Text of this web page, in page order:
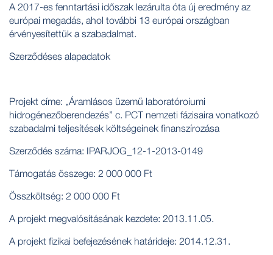
A 2017-es fenntartási időszak lezárulta óta új eredmény az
európai megadás, ahol további 13 európai országban
érvényesítettük a szabadalmat.
Szerződéses alapadatok
Projekt címe: „Áramlásos üzemű laboratóroiumi
hidrogénezőberendezés” c. PCT nemzeti fázisaira vonatkozó
szabadalmi teljesítések költségeinek finanszírozása
Szerződés száma: IPARJOG_12-1-2013-0149
Támogatás összege: 2 000 000 Ft
Összköltség: 2 000 000 Ft
A projekt megvalósításának kezdete: 2013.11.05.
A projekt fizikai befejezésének határideje: 2014.12.31.